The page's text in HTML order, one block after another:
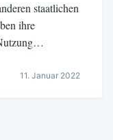
staatlichen
ihre
11. Januar 2022